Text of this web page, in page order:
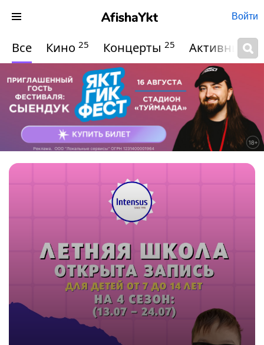
Войти
Все Кино 25 Концерты 25 Активный